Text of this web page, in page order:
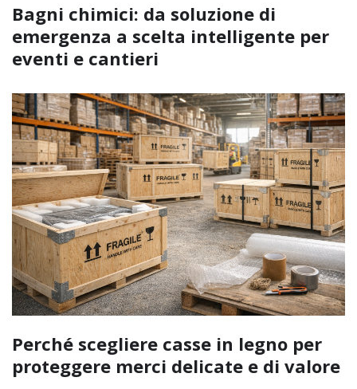
Bagni chimici: da soluzione di
emergenza a scelta intelligente per
eventi e cantieri
Perché scegliere casse in legno per
proteggere merci delicate e di valore